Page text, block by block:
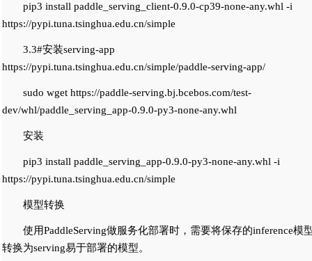
pip3 install paddle_serving_client-0.9.0-cp39-none-any.whl -i
https://pypi.tuna.tsinghua.edu.cn/simple
3.3#安装serving-app
https://pypi.tuna.tsinghua.edu.cn/simple/paddle-serving-app/
sudo wget https://paddle-serving.bj.bcebos.com/test-
dev/whl/paddle_serving_app-0.9.0-py3-none-any.whl
安装
pip3 install paddle_serving_app-0.9.0-py3-none-any.whl -i
https://pypi.tuna.tsinghua.edu.cn/simple
模型转换
使用PaddleServing做服务化部署时，需要将保存的inference模
转换为serving易于部署的模型。